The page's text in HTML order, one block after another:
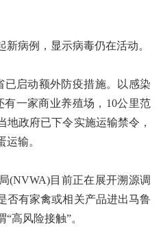
病例，显示病毒仍在活动。
已启动额外防疫措施。以感染
一家商业养殖场，10公里范
地政府已下令实施运输禁令，
输。
(NVWA)目前正在展开溯源调
否有家禽或相关产品进出马鲁
高风险接触”。